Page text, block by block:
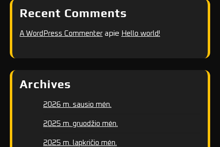
Recent Comments
A WordPress Commenter apie Hello world!
Archives
2026 m. sausio mėn.
2025 m. gruodžio mėn.
2025 m. lapkričio mėn.